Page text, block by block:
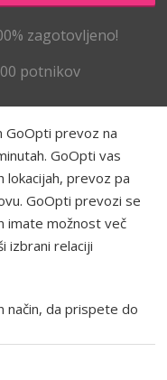
zagotovljeno!
potnikov
GoOpti prevoz na
GoOpti vas
lokacijah, prevoz pa
GoOpti prevozi se
imate možnost več
izbrani relaciji
način, da prispete do